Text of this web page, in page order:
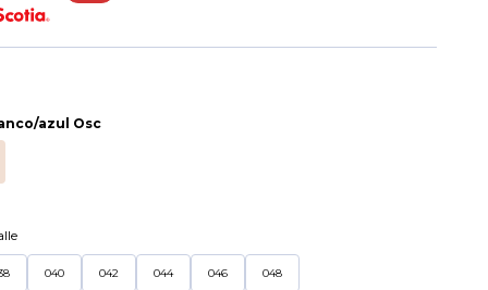
azul Osc
040 042 044 046 048